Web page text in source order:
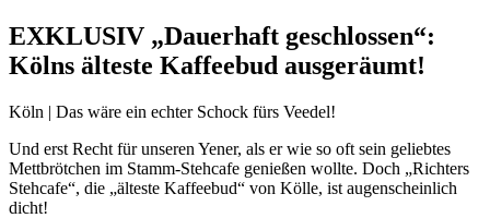
EXKLUSIV „Dauerhaft geschlossen“:
Kölns älteste Kaffeebud ausgeräumt!
Köln | Das wäre ein echter Schock fürs Veedel!
Und erst Recht für unseren Yener, als er wie so oft sein geliebtes
Mettbrötchen im Stamm-Stehcafe genießen wollte. Doch „Richters
Stehcafe“, die „älteste Kaffeebud“ von Kölle, ist augenscheinlich
dicht!